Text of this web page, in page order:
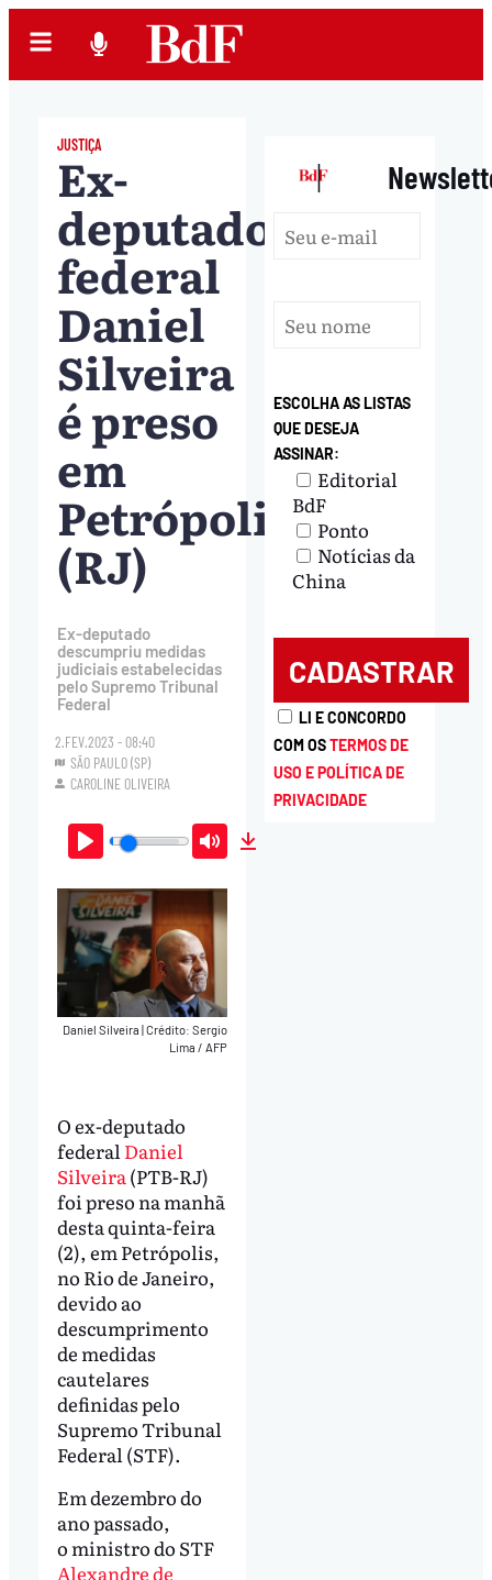
JUSTIÇA
Ex-
deputado
federal
Daniel
Silveira
é preso
em
Petrópolis
(RJ)
Ex-deputado
descumpriu medidas
judiciais estabelecidas
pelo Supremo Tribunal
Federal
2.FEV.2023 - 08:40
SÃO PAULO (SP)
CAROLINE OLIVEIRA
Play Mute
Daniel Silveira|Crédito: Sergio
Lima / AFP
O ex-deputado
federal Daniel
Silveira (PTB-RJ)
foi preso na manhã
desta quinta-feira
(2), em Petrópolis,
no Rio de Janeiro,
devido ao
descumprimento
de medidas
cautelares
definidas pelo
Supremo Tribunal
Federal (STF).
Em dezembro do
ano passado,
o ministro do STF
Alexandre de
|
ESCOLHA AS LISTAS
QUE DESEJA
ASSINAR:
Editorial
BdF
Ponto
Notícias da
China
LI E CONCORDO
COM OSTERMOS DE
USO E POLÍTICA DE
PRIVACIDADE